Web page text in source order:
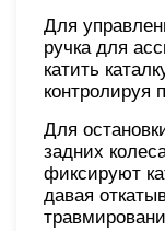
Для
ручка для
катить
контролируя
Для
задних
фиксируют
давая